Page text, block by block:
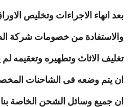
بعد انهاء الاجراءات وتخليص
والاستفادة من خصومات شركة
تغليف الاثاث وتطهيره وتعقيمه
ان يتم وضعه فى الشاحنات
ان جميع وسائل الشحن الخاصة بنا